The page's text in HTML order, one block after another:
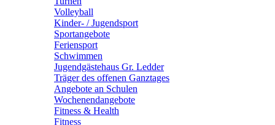
Volleyball
Kinder- / Jugendsport
Sportangebote
Feriensport
Schwimmen
Jugendgästehaus Gr. Ledder
Träger des offenen Ganztages
Angebote an Schulen
Wochenendangebote
Fitness & Health
Fitness